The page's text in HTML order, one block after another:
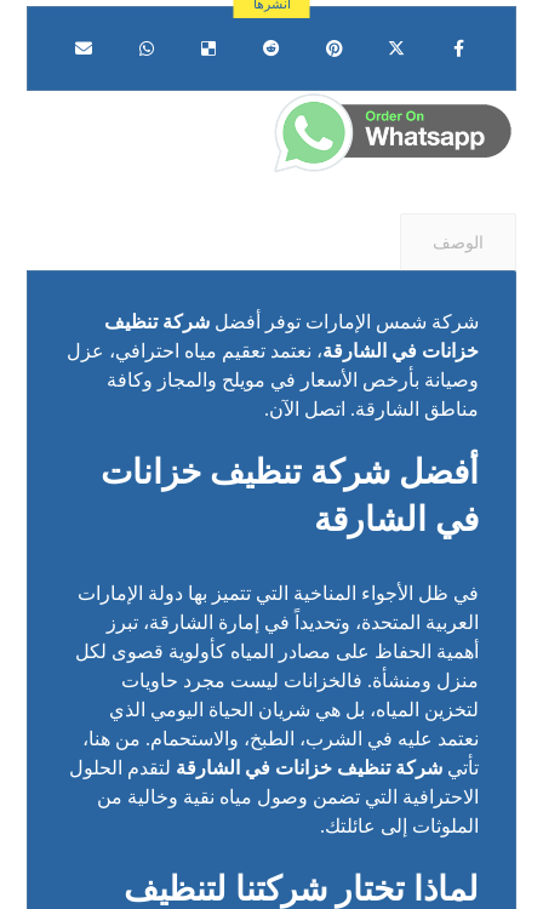
الوصف
شركة شمس الإمارات توفر أفضلشركة تنظيف
خزانات في الشارقة، نعتمد تعقيم مياه احترافي، عزل
وصيانة بأرخص الأسعار في مويلح والمجاز وكافة
مناطق الشارقة. اتصل الآن.
أفضل شركة تنظيف خزانات
في الشارقة
في ظل الأجواء المناخية التي تتميز بها دولة الإمارات
العربية المتحدة، وتحديداً في إمارة الشارقة، تبرز
أهمية الحفاظ على مصادر المياه كأولوية قصوى لكل
منزل ومنشأة. فالخزانات ليست مجرد حاويات
لتخزين المياه، بل هي شريان الحياة اليومي الذي
نعتمد عليه في الشرب، الطبخ، والاستحمام. من هنا،
تأتيشركة تنظيف خزانات في الشارقة لتقدم الحلول
الاحترافية التي تضمن وصول مياه نقية وخالية من
الملوثات إلى عائلتك.
لماذا تختار شركتنا لتنظيف